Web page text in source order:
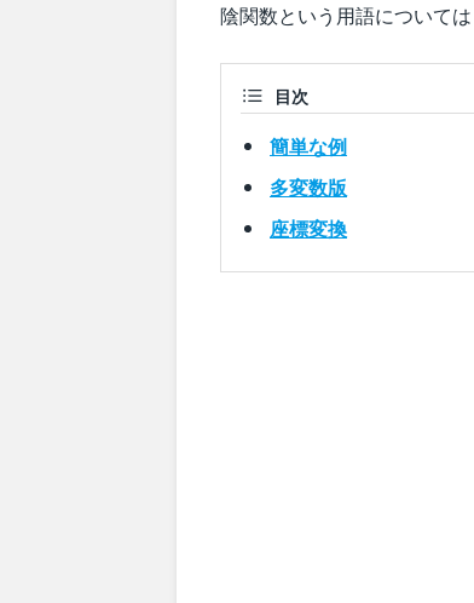
陰関数という用語については
目次
簡単な例
多変数版
座標変換